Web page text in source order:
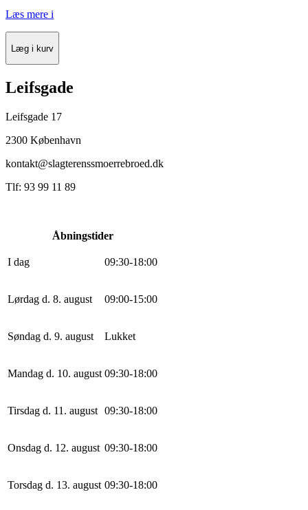
Læs mere i
Læg i kurv
Leifsgade
Leifsgade 17
2300 København
kontakt@slagterenssmoerrebroed.dk
Tlf: 93 99 11 89
Åbningstider
I dag 09:30-18:00
Lørdag d. 8. august 09:00-15:00
Søndag d. 9. august Lukket
Mandag d. 10. august 09:30-18:00
Tirsdag d. 11. august 09:30-18:00
Onsdag d. 12. august 09:30-18:00
Torsdag d. 13. august 09:30-18:00